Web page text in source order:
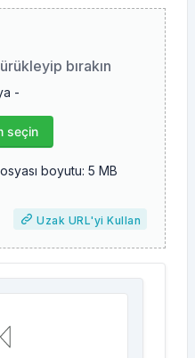
bırakın
-
seçin
boyutu: 5 MB
Uzak URL'yi Kullan